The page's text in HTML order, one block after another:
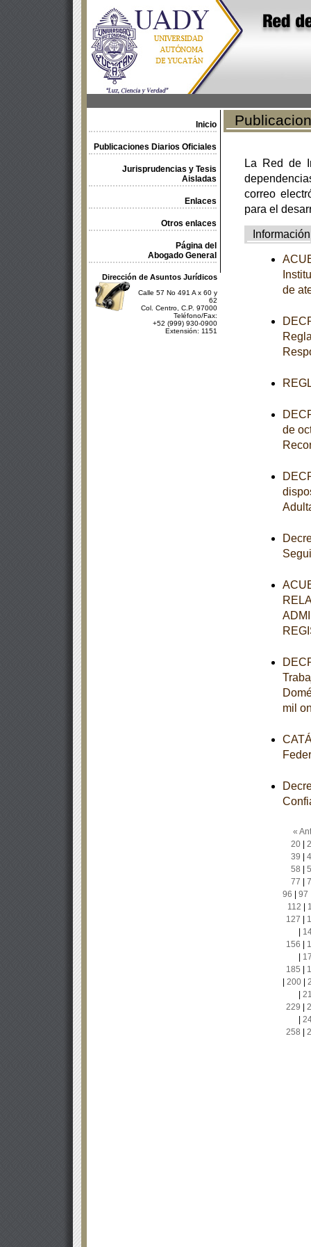
Inicio
Publicaciones Diarios Oficiales
Jurisprudencias y Tesis
Aisladas
Enlaces
Otros enlaces
Página del
Abogado General
Dirección de Asuntos Jurídicos
Calle 57 No 491 A x 60 y
62
Col. Centro, C.P. 97000
Teléfono/Fax:
+52 (999) 930-0900
Extensión: 1151
La Red de
correo
para el
Información
de
de
mil
«
20|
39
58
77
96
97
112
127
156
185
200|
229
258